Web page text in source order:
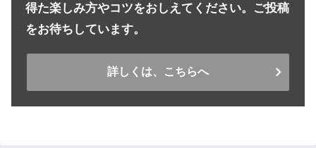
得た楽しみ方やコツをおしえてください。ご投稿
をお待ちしています。
詳しくは、こちらへ